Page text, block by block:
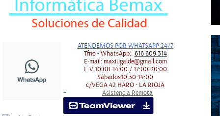
ATENDEMOS POR WHATSAPP 24/7
Tfno - WhatsApp: 616 609 314
E-mail:maxiugalde@gmail.com
L-V10:00-14:00 / 17:00-20:00
Sábados10:30-14:00
c/VEGA 42 HARO - LA RIOJA
-- Asistencia Remota